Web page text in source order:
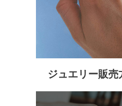
ジュエリー販